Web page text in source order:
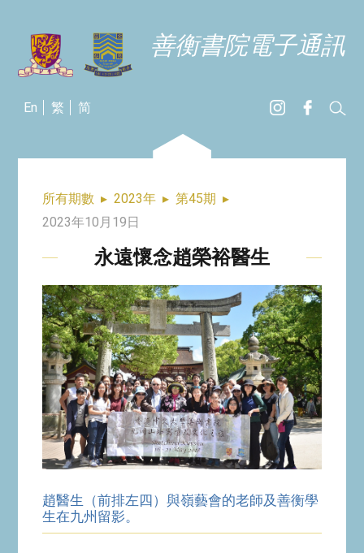
善衡書院電子通訊
En 繁 简
所有期數 ▸ 2023年 ▸ 第45期 ▸
2023年10月19日
永遠懷念趙榮裕醫生
趙醫生（前排左四）與嶺藝會的老師及善衡學
生在九州留影。